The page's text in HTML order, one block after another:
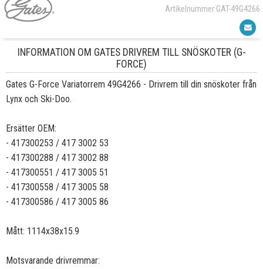
Artikelnummer GAT-49G4266
INFORMATION OM GATES DRIVREM TILL SNÖSKOTER (G-
FORCE)
Gates G-Force Variatorrem 49G4266 - Drivrem till din snöskoter från
Lynx och Ski-Doo.
Ersätter OEM:
- 417300253 / 417 3002 53
- 417300288 / 417 3002 88
- 417300551 / 417 3005 51
- 417300558 / 417 3005 58
- 417300586 / 417 3005 86
Mått: 1114x38x15.9
Motsvarande drivremmar: